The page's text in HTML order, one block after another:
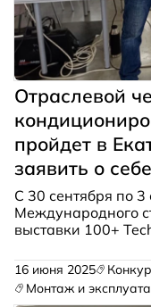
Отраслевой
пройдет в
заявить о
С 30 сентября по
Международного
выставки 100+
состязание,
специалистов
России.
16 июня 2025
Монтаж и